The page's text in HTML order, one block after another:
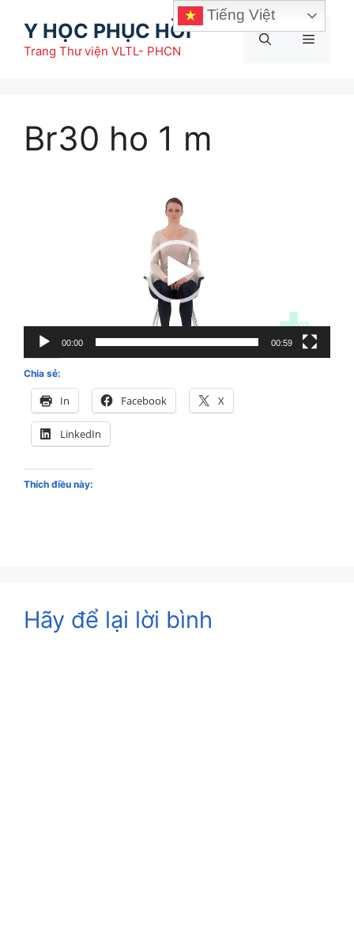
Y HỌC PHỤC HỒI
Trang Thư viện VLTL- PHCN
Menu
Br30 ho 1 m
00:00 00:59
Chia sẻ:
In Facebook X
LinkedIn
Thích điều này:
Hãy để lại lời bình
Tiếng Việt